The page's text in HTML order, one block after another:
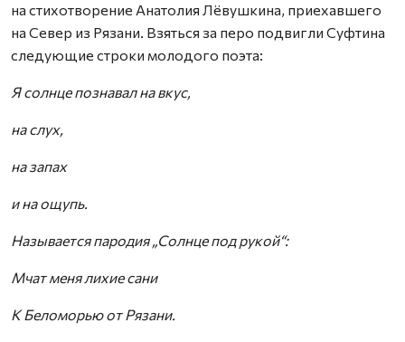
на стихотворение Анатолия Лёвушкина, приехавшего
на Север из Рязани. Взяться за перо подвигли Суфтина
следующие строки молодого поэта:
Я солнце познавал на вкус,
на слух,
на запах
и на ощупь.
Называется пародия „Солнце под рукой“:
Мчат меня лихие сани
К Беломорью от Рязани.